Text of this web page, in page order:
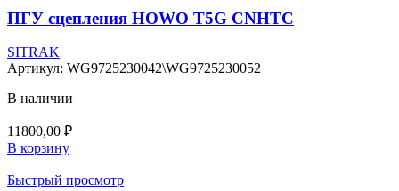
ПГУ сцепления HOWO T5G CNHTC
SITRAK
Артикул: WG9725230042\WG9725230052
В наличии
11800,00 ₽
В корзину
Быстрый просмотр